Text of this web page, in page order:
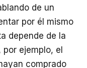
de un
por él mismo
depende de la
ejemplo, el
comprado